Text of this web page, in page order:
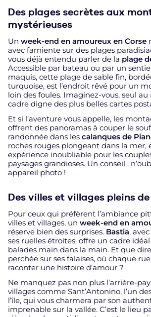
Des plages secrètes aux
mystérieuses
Un week-end en amoureux en Corse
avec farniente sur des plages
vous déjà entendu parler de la plage
Accessible par bateau ou par un
maquis, cette plage de sable fin,
turquoise, est l’endroit rêvé pour un
loin des foules. Imaginez-vous, seul
cadre digne des plus belles cartes
Et si l’aventure vous appelle, les
offrent des panoramas à couper le
randonnée dans les calanques de
roches rouges plongeant dans la mer,
expérience inoubliable pour les
paysages grandioses. Un conseil :
appareil photo !
Des villes et villages pleins
Pour ceux qui préfèrent l’ambiance
villes et villages, un week-end en
réserve bien des surprises. Bastia,
ses ruelles étroites, offre un cadre
balades main dans la main. Et que
perchée sur ses falaises, où chaque
raconter une histoire d’amour ?
Ne manquez pas non plus l’arrière-
villages comme Sant’Antonino, l’un
l’île, qui vous charmera par son
imprenable sur la vallée. C’est le lieu